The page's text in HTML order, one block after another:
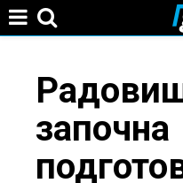
here
започна